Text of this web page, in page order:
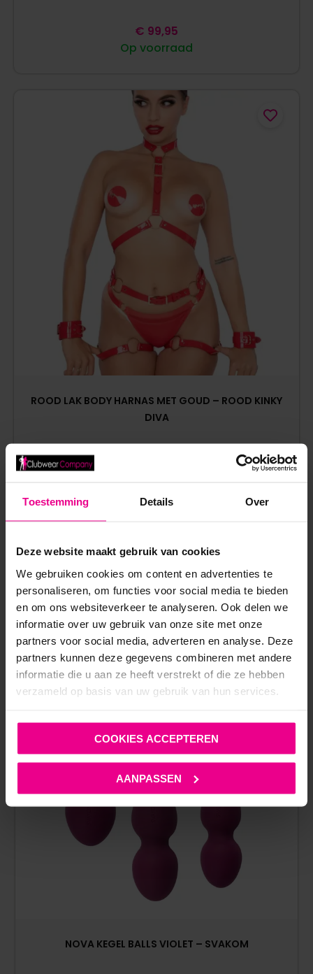
Toestemming Details Over
Deze website maakt gebruik van cookies
We gebruiken cookies om content en advertenties te
personaliseren, om functies voor social media te bieden
en om ons websiteverkeer te analyseren. Ook delen we
informatie over uw gebruik van onze site met onze
partners voor social media, adverteren en analyse. Deze
partners kunnen deze gegevens combineren met andere
informatie die u aan ze heeft verstrekt of die ze hebben
verzameld op basis van uw gebruik van hun services.
COOKIES ACCEPTEREN
AANPASSEN
Op voorraad
€ 99,95
ROOD LAK BODY HARNAS MET GOUD – ROOD KINKY
DIVA
ANDERE MENSEN BEKEKEN OOK:
NOVA KEGEL BALLS VIOLET – SVAKOM